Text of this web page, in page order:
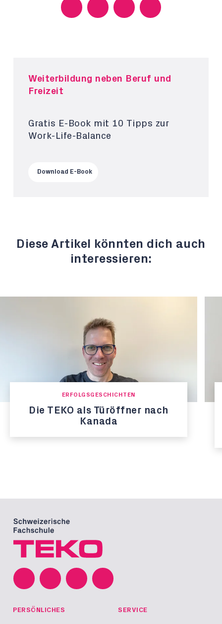
Weiterbildung neben Beruf und
Freizeit
Gratis E-Book mit 10 Tipps zur
Work-Life-Balance
Download E-Book
Diese Artikel könnten dich auch
interessieren:
ERFOLGSGESCHICHTEN
Die TEKO als Türöffner nach
Kanada
PERSÖNLICHES SERVICE